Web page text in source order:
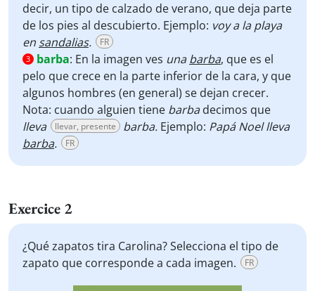
decir, un tipo de calzado de verano, que deja parte
de los pies al descubierto. Ejemplo: voy a la playa
en sandalias. FR
3 barba: En la imagen ves unabarba, que es el
pelo que crece en la parte inferior de la cara, y que
algunos hombres (en general) se dejan crecer.
Nota: cuando alguien tiene barbadecimos que
lleva
llevar, presente barba. Ejemplo: Papá Noel lleva
barba. FR
Exercice 2
¿Qué zapatos tira Carolina? Selecciona el tipo de
zapato que corresponde a cada imagen.
FR